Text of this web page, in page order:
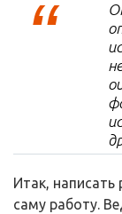
Итак, написать
саму работу.